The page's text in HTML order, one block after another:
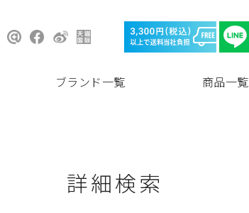
ブランド一覧 商品一覧
詳細検索